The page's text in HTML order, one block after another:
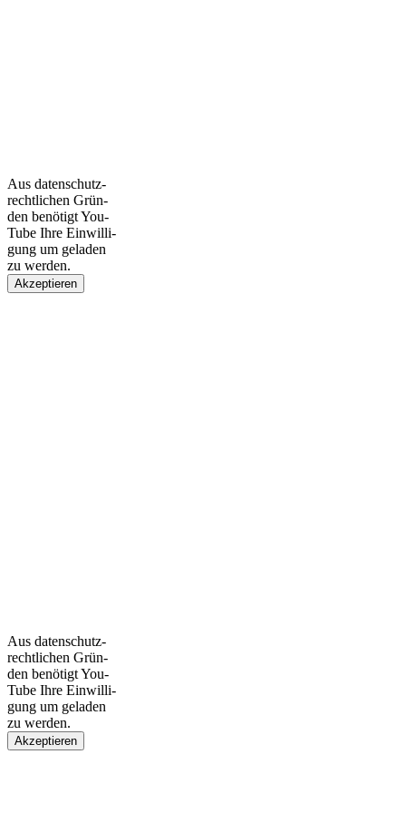
Aus daten­schutz­
recht­li­chen Grün­
den benö­tigt You­
Tube Ihre Ein­wil­li­
gung um gela­den
zu wer­den.
Akzeptieren
Aus daten­schutz­
recht­li­chen Grün­
den benö­tigt You­
Tube Ihre Ein­wil­li­
gung um gela­den
zu wer­den.
Akzeptieren